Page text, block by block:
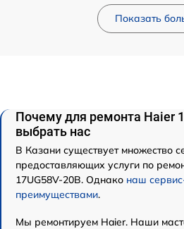
Показать
Почему для ремонта Haier
выбрать нас
В Казани существует множество
предоставляющих услуги по
17UG58V-20B. Однако наш
преимуществами.
Мы ремонтируем Haier. Наши